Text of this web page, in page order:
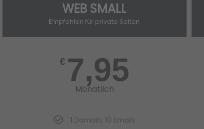
WEB SMALL
Empfohlen für private Seiten
€ 7,95
Monatlich
1 Domain, 10 Emails